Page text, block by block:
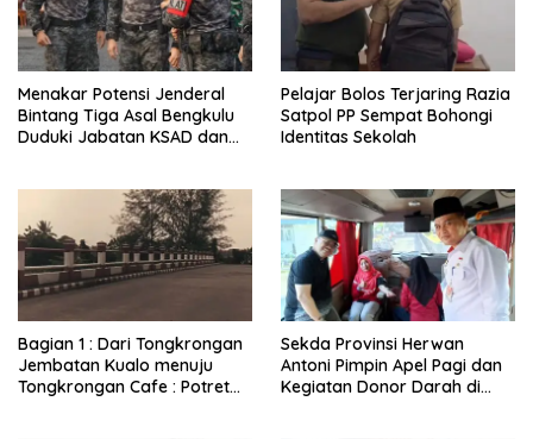
Menakar Potensi Jenderal
Bintang Tiga Asal Bengkulu
Duduki Jabatan KSAD dan
Pelajar Bolos Terjaring Razia
Satpol PP Sempat Bohongi
Identitas Sekolah
Bagian 1 : Dari Tongkrongan
Jembatan Kualo menuju
Tongkrongan Cafe : Potret
Sekda Provinsi Herwan
Antoni Pimpin Apel Pagi dan
Kegiatan Donor Darah di